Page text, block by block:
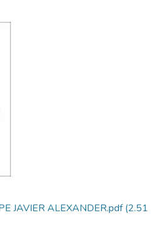
JAVIER ALEXANDER.pdf(2.51